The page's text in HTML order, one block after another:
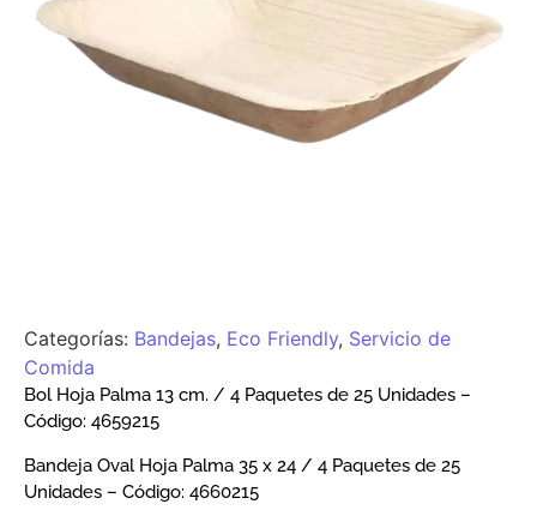
Categorías: Bandejas, Eco Friendly, Servicio de
Comida
Bol Hoja Palma 13 cm. / 4 Paquetes de 25 Unidades –
Código: 4659215
Bandeja Oval Hoja Palma 35 x 24 / 4 Paquetes de 25
Unidades – Código: 4660215